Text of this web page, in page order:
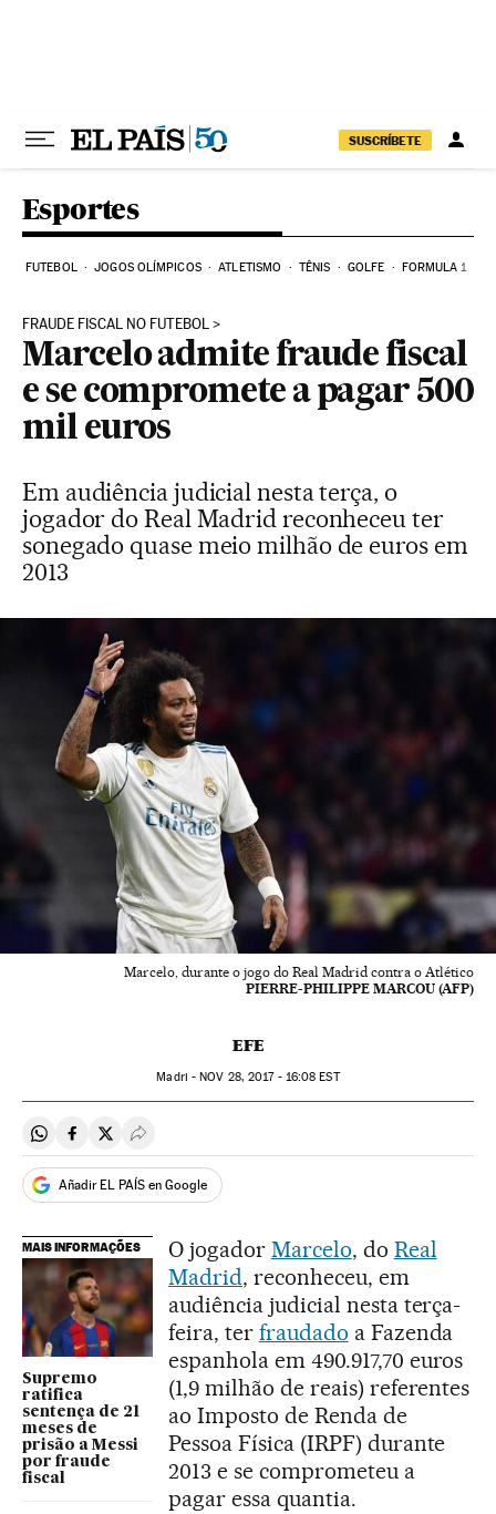
SUSCRÍBETE
Esportes
FUTEBOL JOGOS OLÍMPICOS ATLETISMO TÊNIS GOLFE FORMULA 1
FRAUDE FISCAL NO FUTEBOL
Marcelo admite fraude fiscal
e se compromete a pagar 500
mil euros
Em audiência judicial nesta terça, o
jogador do Real Madrid reconheceu ter
sonegado quase meio milhão de euros em
2013
Marcelo, durante o jogo do Real Madrid contra o Atlético
PIERRE-PHILIPPE MARCOU (AFP)
EFE
Madri - NOV 28, 2017 - 16:08 EST
Compartir en Whatsapp
Compartir en Facebook
Compartir en Twitter
Desplegar Redes Sociales
Añadir EL PAÍS en Google
MAIS INFORMAÇÕES
Supremo
ratifica
sentença de 21
meses de
prisão a Messi
por fraude
fiscal
O jogador Marcelo, do Real
Madrid, reconheceu, em
audiência judicial nesta terça-
feira, ter fraudado a Fazenda
espanhola em 490.917,70 euros
(1,9 milhão de reais) referentes
ao Imposto de Renda de
Pessoa Física (IRPF) durante
2013 e se comprometeu a
pagar essa quantia.